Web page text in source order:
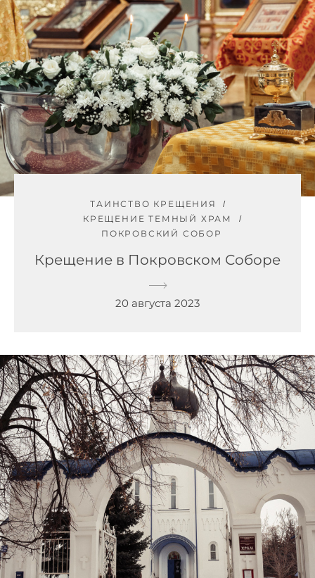
ТАИНСТВО КРЕЩЕНИЯ
КРЕЩЕНИЕ ТЕМНЫЙ ХРАМ
ПОКРОВСКИЙ СОБОР
Крещение в Покровском Соборе
20 августа 2023